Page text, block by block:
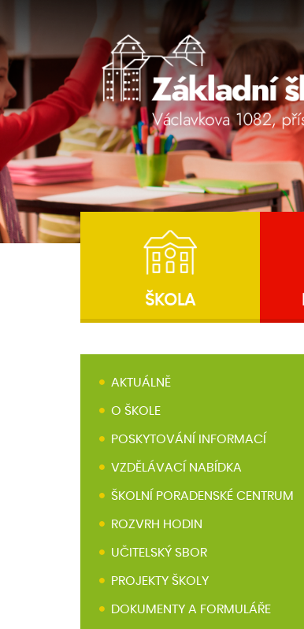
ŠKOLA
AKTUÁLNĚ
O ŠKOLE
POSKYTOVÁNÍ INFORMACÍ
VZDĚLÁVACÍ NABÍDKA
ŠKOLNÍ PORADENSKÉ CENTRUM
ROZVRH HODIN
UČITELSKÝ SBOR
PROJEKTY ŠKOLY
DOKUMENTY A FORMULÁŘE